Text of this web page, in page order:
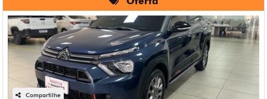
Compartilhe